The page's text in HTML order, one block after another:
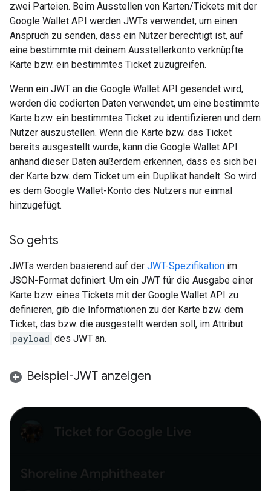
zwei Parteien. Beim Ausstellen von Karten/Tickets mit der
Google Wallet API werden JWTs verwendet, um einen
Anspruch zu senden, dass ein Nutzer berechtigt ist, auf
eine bestimmte mit deinem Ausstellerkonto verknüpfte
Karte bzw. ein bestimmtes Ticket zuzugreifen.
Wenn ein JWT an die Google Wallet API gesendet wird,
werden die codierten Daten verwendet, um eine bestimmte
Karte bzw. ein bestimmtes Ticket zu identifizieren und dem
Nutzer auszustellen. Wenn die Karte bzw. das Ticket
bereits ausgestellt wurde, kann die Google Wallet API
anhand dieser Daten außerdem erkennen, dass es sich bei
der Karte bzw. dem Ticket um ein Duplikat handelt. So wird
es dem Google Wallet-Konto des Nutzers nur einmal
hinzugefügt.
So gehts
JWTs werden basierend auf der JWT-Spezifikation im
JSON-Format definiert. Um ein JWT für die Ausgabe einer
Karte bzw. eines Tickets mit der Google Wallet API zu
definieren, gib die Informationen zu der Karte bzw. dem
Ticket, das bzw. die ausgestellt werden soll, im Attribut
payload des JWT an.
Beispiel-JWT anzeigen